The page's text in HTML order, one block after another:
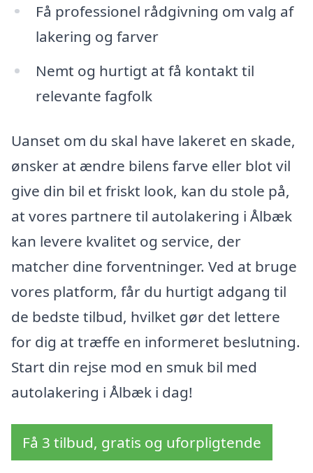
Få professionel rådgivning om valg af
lakering og farver
Nemt og hurtigt at få kontakt til
relevante fagfolk
Uanset om du skal have lakeret en skade,
ønsker at ændre bilens farve eller blot vil
give din bil et friskt look, kan du stole på,
at vores partnere til autolakering i Ålbæk
kan levere kvalitet og service, der
matcher dine forventninger. Ved at bruge
vores platform, får du hurtigt adgang til
de bedste tilbud, hvilket gør det lettere
for dig at træffe en informeret beslutning.
Start din rejse mod en smuk bil med
autolakering i Ålbæk i dag!
Få 3 tilbud, gratis og uforpligtende